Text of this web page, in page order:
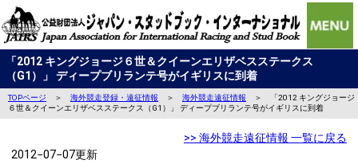
「2012 キングジョージ６世＆クイーンエリザベスステークス
（G1）」 ディープブリランテ号がイギリスに到着
TOPページ ＞ 海外競走登録・遠征情報 ＞ 海外競走遠征情報 ＞ 「2012 キングジョージ
６世＆クイーンエリザベスステークス（G1）」 ディープブリランテ号がイギリスに到着
>> 海外競走遠征情報 一覧に戻る
2012−07−07更新